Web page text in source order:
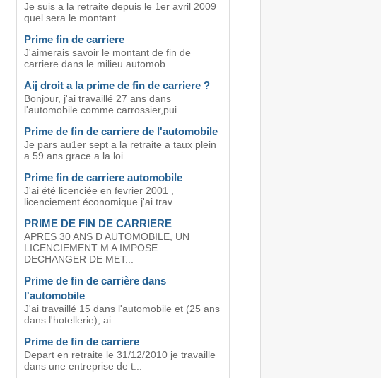
Je suis a la retraite depuis le 1er avril 2009
quel sera le montant...
Prime fin de carriere
J'aimerais savoir le montant de fin de
carriere dans le milieu automob...
Aij droit a la prime de fin de carriere ?
Bonjour, j'ai travaillé 27 ans dans
l'automobile comme carrossier,pui...
Prime de fin de carriere de l'automobile
Je pars au1er sept a la retraite a taux plein
a 59 ans grace a la loi...
Prime fin de carriere automobile
J'ai été licenciée en fevrier 2001 ,
licenciement économique j'ai trav...
PRIME DE FIN DE CARRIERE
APRES 30 ANS D AUTOMOBILE, UN
LICENCIEMENT M A IMPOSE
DECHANGER DE MET...
Prime de fin de carrière dans
l'automobile
J'ai travaillé 15 dans l'automobile et (25 ans
dans l'hotellerie), ai...
Prime de fin de carriere
Depart en retraite le 31/12/2010 je travaille
dans une entreprise de t...